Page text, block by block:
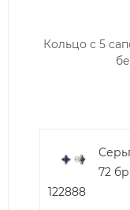
Кольцо с 5
72
122888